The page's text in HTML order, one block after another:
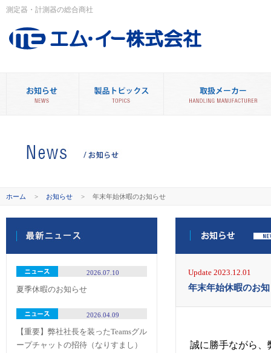
測定器・計測器の総合商社
ホーム > お知らせ > 年末年始休暇のお知らせ
2026.07.10
夏季休暇のお知らせ
2026.04.09
【重要】弊社社長を装ったTeamsグル
ープチャットの招待（なりすまし）
Update 2023.12.01
年末年始休暇のお
誠に勝手ながら、